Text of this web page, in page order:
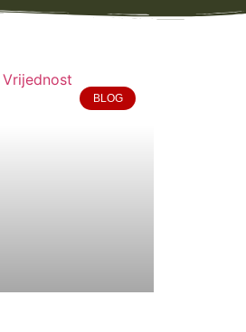
BLOG